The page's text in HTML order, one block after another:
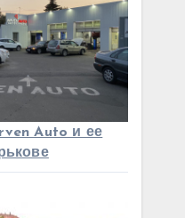
Auto и ее